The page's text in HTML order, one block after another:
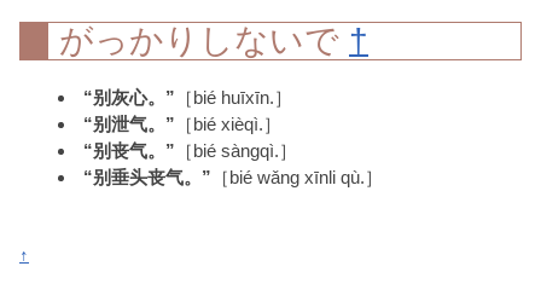
がっかりしないで †
“别灰心。” ［bié huīxīn.］
“别泄气。” ［bié xièqì.］
“别丧气。” ［bié sàngqì.］
“别垂头丧气。” ［bié wǎng xīnli qù.］
↑